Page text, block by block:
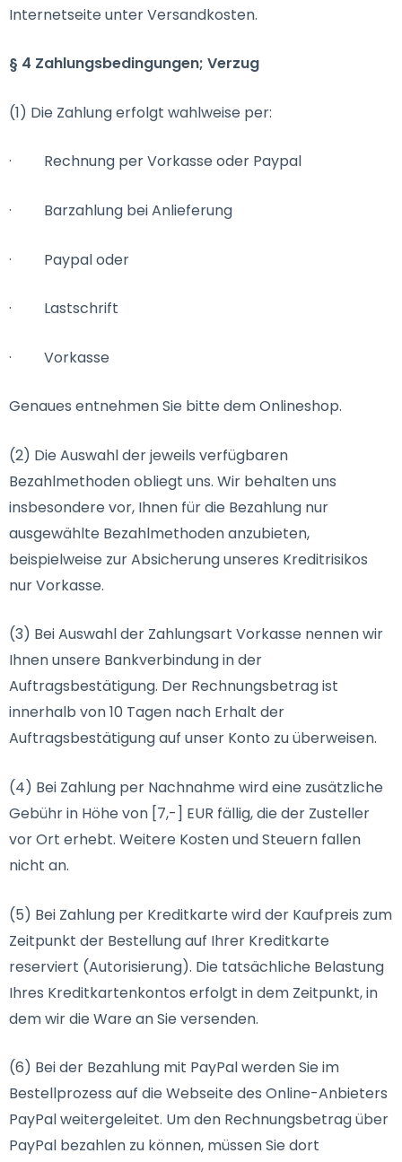
Internetseite unter Versandkosten.
§ 4 Zahlungsbedingungen; Verzug
(1) Die Zahlung erfolgt wahlweise per:
· Rechnung per Vorkasse oder Paypal
· Barzahlung bei Anlieferung
· Paypal oder
· Lastschrift
· Vorkasse
Genaues entnehmen Sie bitte dem Onlineshop.
(2) Die Auswahl der jeweils verfügbaren
Bezahlmethoden obliegt uns. Wir behalten uns
insbesondere vor, Ihnen für die Bezahlung nur
ausgewählte Bezahlmethoden anzubieten,
beispielweise zur Absicherung unseres Kreditrisikos
nur Vorkasse.
(3) Bei Auswahl der Zahlungsart Vorkasse nennen wir
Ihnen unsere Bankverbindung in der
Auftragsbestätigung. Der Rechnungsbetrag ist
innerhalb von 10 Tagen nach Erhalt der
Auftragsbestätigung auf unser Konto zu überweisen.
(4) Bei Zahlung per Nachnahme wird eine zusätzliche
Gebühr in Höhe von [7,-] EUR fällig, die der Zusteller
vor Ort erhebt. Weitere Kosten und Steuern fallen
nicht an.
(5) Bei Zahlung per Kreditkarte wird der Kaufpreis zum
Zeitpunkt der Bestellung auf Ihrer Kreditkarte
reserviert (Autorisierung). Die tatsächliche Belastung
Ihres Kreditkartenkontos erfolgt in dem Zeitpunkt, in
dem wir die Ware an Sie versenden.
(6) Bei der Bezahlung mit PayPal werden Sie im
Bestellprozess auf die Webseite des Online-Anbieters
PayPal weitergeleitet. Um den Rechnungsbetrag über
PayPal bezahlen zu können, müssen Sie dort